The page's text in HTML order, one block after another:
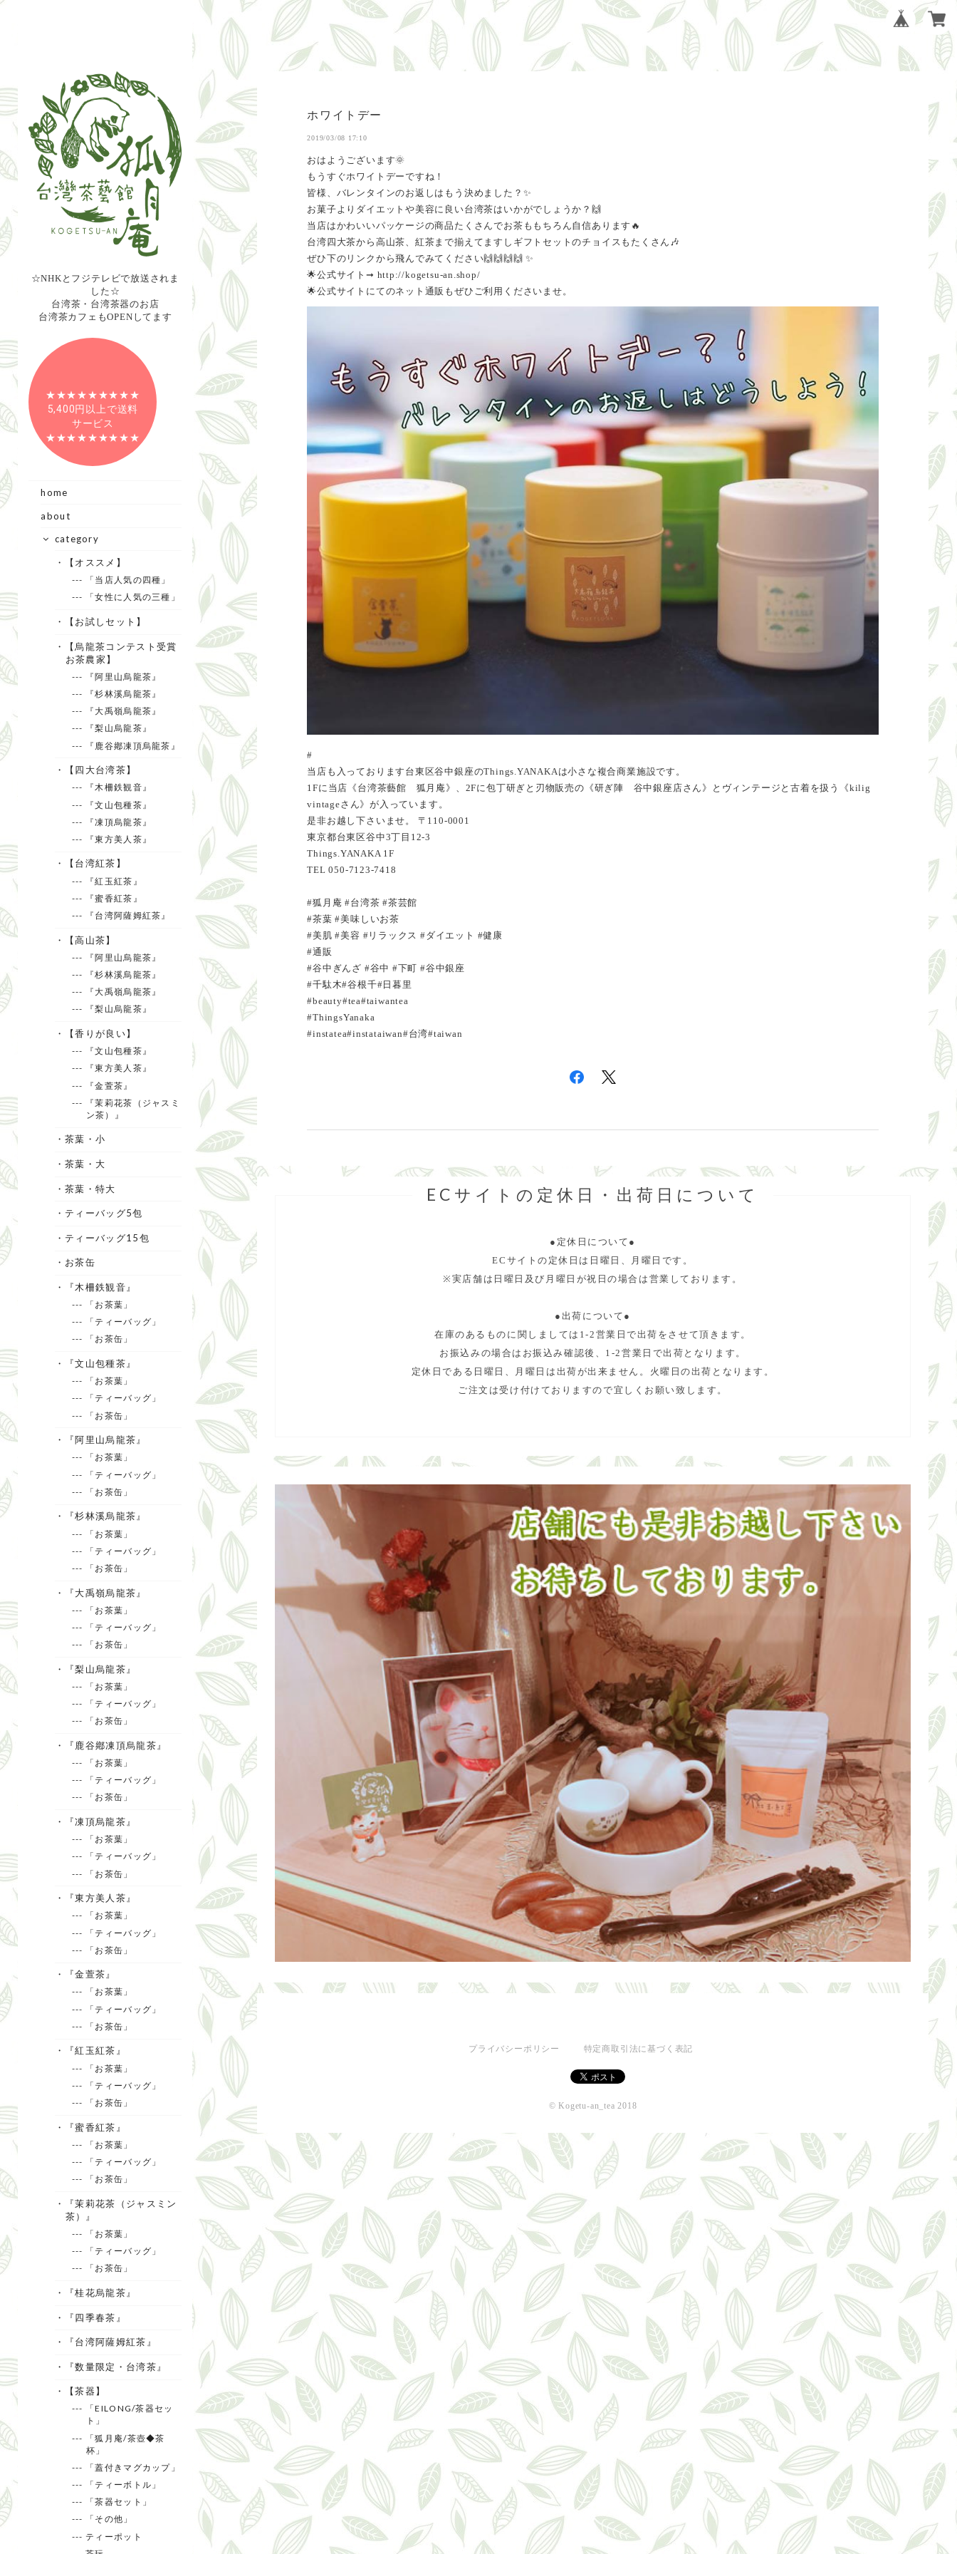
☆NHKとフジテレビで放送されま
した☆
台湾茶・台湾茶器のお店
台湾茶カフェもOPENしてます
★★★★★★★★★
5,400円以上で送料
サービス
★★★★★★★★★
home
about
category
・【オススメ】
--- 「当店人気の四種」
--- 「女性に人気の三種」
・【お試しセット】
・【烏龍茶コンテスト受賞
お茶農家】
--- 『阿里山烏龍茶』
--- 『杉林溪烏龍茶』
--- 『大禹嶺烏龍茶』
--- 『梨山烏龍茶』
--- 『鹿谷鄕凍頂烏龍茶』
・【四大台湾茶】
--- 『木柵鉄観音』
--- 『文山包種茶』
--- 『凍頂烏龍茶』
--- 『東方美人茶』
・【台湾紅茶】
--- 『紅玉紅茶』
--- 『蜜香紅茶』
--- 『台湾阿薩姆紅茶』
・【高山茶】
--- 『阿里山烏龍茶』
--- 『杉林溪烏龍茶』
--- 『大禹嶺烏龍茶』
--- 『梨山烏龍茶』
・【香りが良い】
--- 『文山包種茶』
--- 『東方美人茶』
--- 『金萱茶』
--- 『茉莉花茶（ジャスミ
ン茶）』
・茶葉・小
・茶葉・大
・茶葉・特大
・ティーバッグ5包
・ティーバッグ15包
・お茶缶
・『木柵鉄観音』
--- 「お茶葉」
--- 「ティーバッグ」
--- 「お茶缶」
・『文山包種茶』
--- 「お茶葉」
--- 「ティーバッグ」
--- 「お茶缶」
・『阿里山烏龍茶』
--- 「お茶葉」
--- 「ティーバッグ」
--- 「お茶缶」
・『杉林溪烏龍茶』
--- 「お茶葉」
--- 「ティーバッグ」
--- 「お茶缶」
・『大禹嶺烏龍茶』
--- 「お茶葉」
--- 「ティーバッグ」
--- 「お茶缶」
・『梨山烏龍茶』
--- 「お茶葉」
--- 「ティーバッグ」
--- 「お茶缶」
・『鹿谷鄕凍頂烏龍茶』
--- 「お茶葉」
--- 「ティーバッグ」
--- 「お茶缶」
・『凍頂烏龍茶』
--- 「お茶葉」
--- 「ティーバッグ」
--- 「お茶缶」
・『東方美人茶』
--- 「お茶葉」
--- 「ティーバッグ」
--- 「お茶缶」
・『金萱茶』
--- 「お茶葉」
--- 「ティーバッグ」
--- 「お茶缶」
・『紅玉紅茶』
--- 「お茶葉」
--- 「ティーバッグ」
--- 「お茶缶」
・『蜜香紅茶』
--- 「お茶葉」
--- 「ティーバッグ」
--- 「お茶缶」
・『茉莉花茶（ジャスミン
茶）』
--- 「お茶葉」
--- 「ティーバッグ」
--- 「お茶缶」
・『桂花烏龍茶』
・『四季春茶』
・『台湾阿薩姆紅茶』
・『数量限定・台湾茶』
・【茶器】
--- 「EILONG/茶器セッ
ト」
--- 「狐月庵/茶壺◆茶
杯」
--- 「蓋付きマグカップ」
--- 「ティーボトル」
--- 「茶器セット」
--- 「その他」
--- ティーポット
ホワイトデー
2019/03/08 17:10
おはようございます🌞
もうすぐホワイトデーですね！
皆様、バレンタインのお返しはもう決めました？✨
お菓子よりダイエットや美容に良い台湾茶はいかがでしょうか？🙌
当店はかわいいパッケージの商品たくさんでお茶ももちろん自信あります🔥
台湾四大茶から高山茶、紅茶まで揃えてますしギフトセットのチョイスもたくさん🎶
ぜひ下のリンクから飛んでみてください🙌🙌🙌🙌 ✨
🌟公式サイト➞ http://kogetsu-an.shop/
🌟公式サイトにてのネット通販もぜひご利用くださいませ。
#
当店も入っております台東区谷中銀座のThings.YANAKAは小さな複合商業施設です。
1Fに当店《台湾茶藝館 狐月庵》、2Fに包丁研ぎと刃物販売の《研ぎ陣 谷中銀座店さん》とヴィンテージと古着を扱う《kilig
vintageさん》が入っています。
是非お越し下さいませ。 〒110-0001
東京都台東区谷中3丁目12-3
Things.YANAKA 1F
TEL 050-7123-7418
#狐月庵 #台湾茶 #茶芸館
#茶葉 #美味しいお茶
#美肌 #美容 #リラックス #ダイエット #健康
#通販
#谷中ぎんざ #谷中 #下町 #谷中銀座
#千駄木#谷根千#日暮里
#beauty#tea#taiwantea
#ThingsYanaka
#instatea#instataiwan#台湾#taiwan
ECサイトの定休日・出荷日について
●定休日について●
ECサイトの定休日は日曜日、月曜日です。
※実店舗は日曜日及び月曜日が祝日の場合は営業しております。
●出荷について●
在庫のあるものに関しましては1-2営業日で出荷をさせて頂きます。
お振込みの場合はお振込み確認後、1-2営業日で出荷となります。
定休日である日曜日、月曜日は出荷が出来ません。火曜日の出荷となります。
ご注文は受け付けておりますので宜しくお願い致します。
プライバシーポリシー 特定商取引法に基づく表記
© Kogetu-an_tea 2018